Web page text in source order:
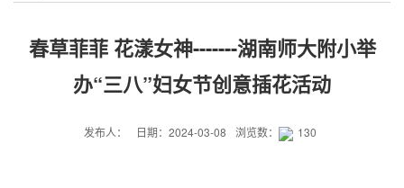
春草菲菲 花漾女神-------湖南师大附小举
办“三八”妇女节创意插花活动
发布人： 日期：2024-03-08 浏览数： 130